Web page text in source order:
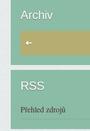
Archiv
RSS
Přehled zdrojů